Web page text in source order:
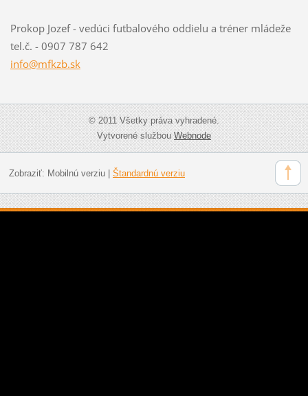
Prokop Jozef - vedúci futbalového oddielu a tréner mládeže
tel.č. - 0907 787 642
info@mfkzb.sk
© 2011 Všetky práva vyhradené.
Vytvorené službouWebnode
Zobraziť: Mobilnú verziu| Štandardnú verziu